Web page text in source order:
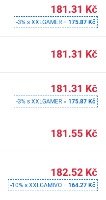
181.31 Kč
-3% s XXLGAMER = 175.87 Kč
181.31 Kč
181.31 Kč
-3% s XXLGAMER = 175.87 Kč
181.55 Kč
182.52 Kč
-10% s XXLGAMIVO = 164.27 Kč